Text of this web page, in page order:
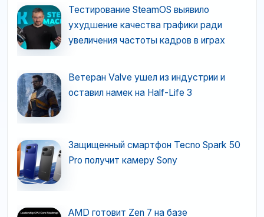
Тестирование SteamOS выявило
ухудшение качества графики ради
увеличения частоты кадров в играх
Ветеран Valve ушел из индустрии и
оставил намек на Half-Life 3
Защищенный смартфон Tecno Spark 50
Pro получит камеру Sony
AMD готовит Zen 7 на базе